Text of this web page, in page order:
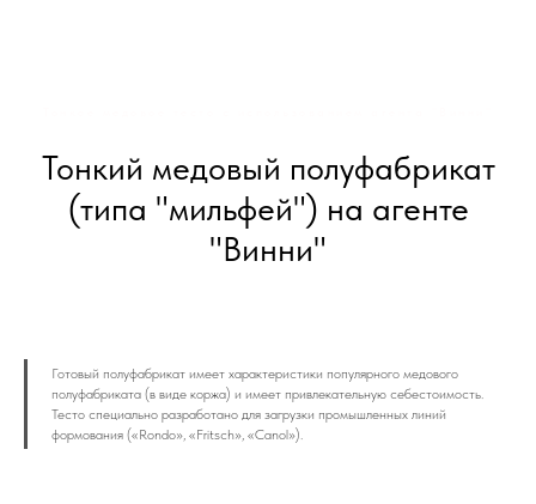
Тонкий медовый полуфабрикат
(типа "мильфей") на агенте
"Винни"
Готовый полуфабрикат имеет характеристики популярного медового
полуфабриката (в виде коржа) и имеет привлекательную себестоимость.
Тесто специально разработано для загрузки промышленных линий
формования («Rondo», «Fritsch», «Canol»).